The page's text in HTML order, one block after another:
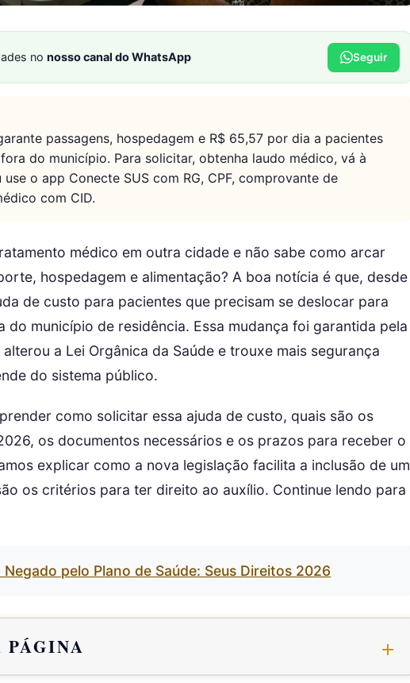
no nosso canal do WhatsApp Seguir
passagens, hospedagem e R$ 65,57 por dia a pacientes
do município. Para solicitar, obtenha laudo médico, vá à
o app Conecte SUS com RG, CPF, comprovante de
com CID.
médico em outra cidade e não sabe como arcar
hospedagem e alimentação? A boa notícia é que, desde
de custo para pacientes que precisam se deslocar para
do município de residência. Essa mudança foi garantida pela
a Lei Orgânica da Saúde e trouxe mais segurança
do sistema público.
como solicitar essa ajuda de custo, quais são os
os documentos necessários e os prazos para receber o
explicar como a nova legislação facilita a inclusão de um
os critérios para ter direito ao auxílio. Continue lendo para
Negado pelo Plano de Saúde: Seus Direitos 2026
PÁGINA